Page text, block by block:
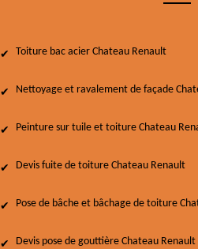
Toiture bac acier Chateau Renault
Nettoyage et ravalement de façade
Peinture sur tuile et toiture Chateau
Devis fuite de toiture Chateau Renault
Pose de bâche et bâchage de toiture
Devis pose de gouttière Chateau Renault